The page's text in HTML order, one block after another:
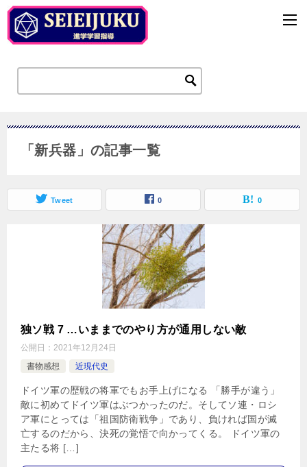
「新兵器」の記事一覧
Tweet 0 0
独ソ戦 7 …いままでのやり方が通用しない敵
公開日： 2021年12月24日
書物感想
近現代史
ドイツ軍の歴戦の将軍でもお手上げになる 「勝手が違う」
敵に初めてドイツ軍はぶつかったのだ。そしてソ連・ロシ
ア軍にとっては「祖国防衛戦争」であり、負ければ国が滅
亡するのだから、決死の覚悟で向かってくる。 ドイツ軍の
主たる将 […]